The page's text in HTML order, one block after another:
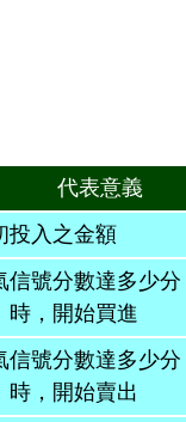
代表意義
投入之金額
信號分數達多少分
時，開始買進
信號分數達多少分
時，開始賣出